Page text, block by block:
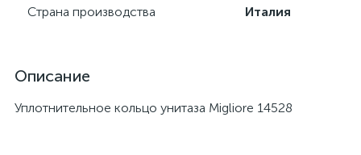
Страна производства
Италия
Описание
Уплотнительное кольцо унитаза Migliore 14528